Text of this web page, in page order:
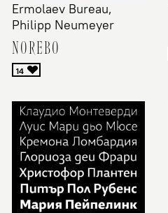
Ermolaev Bureau,
Philipp Neumeyer
NOREBO